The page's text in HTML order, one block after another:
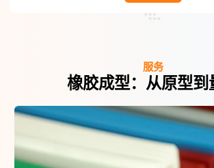
服务
橡胶成型：从原型到